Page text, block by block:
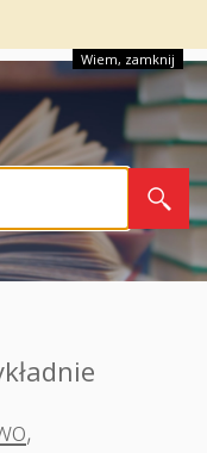
Wiem, zamknij
,